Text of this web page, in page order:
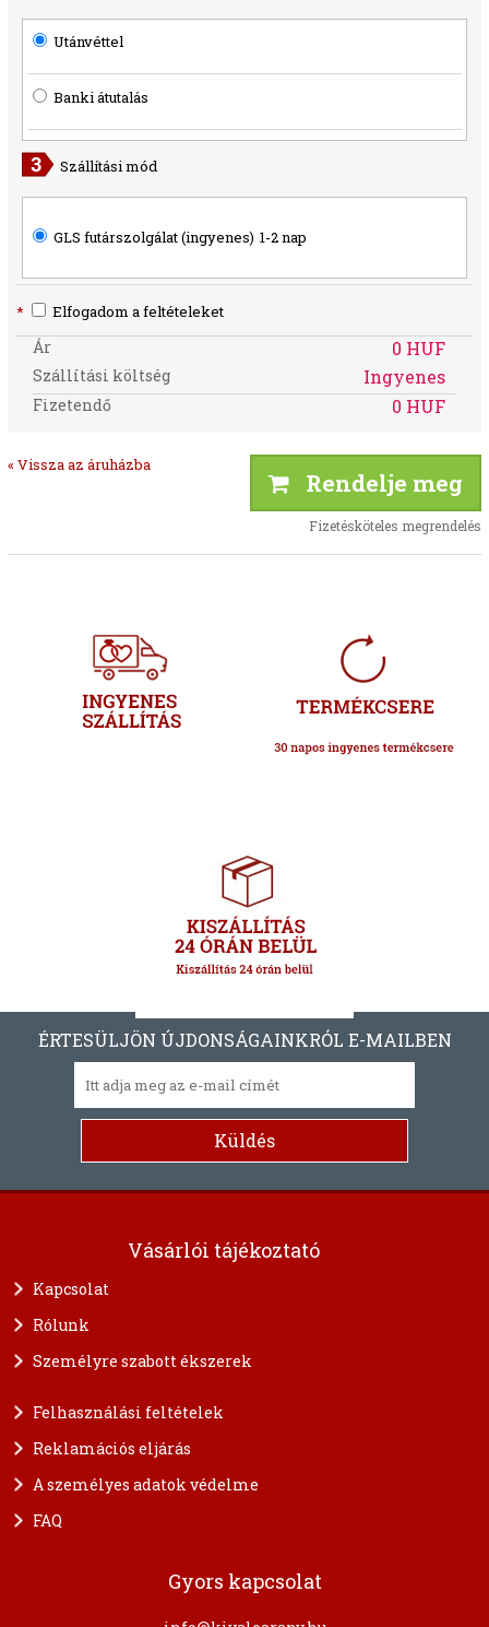
Utánvéttel
Banki átutalás
Szállítási mód
GLS futárszolgálat (ingyenes) 1-2 nap
* Elfogadom a feltételeket
Ár 0 HUF
Szállítási költség Ingyenes
Fizetendő 0 HUF
« Vissza az áruházba
Rendelje meg
Fizetésköteles megrendelés
ÉRTESÜLJÖN ÚJDONSÁGAINKRÓL E-MAILBEN
Vásárlói tájékoztató
Kapcsolat
Rólunk
Személyre szabott ékszerek
Felhasználási feltételek
Reklamációs eljárás
A személyes adatok védelme
FAQ
Gyors kapcsolat